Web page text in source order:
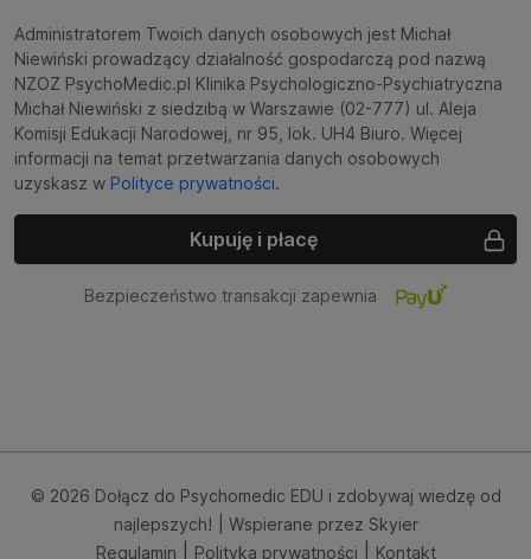
Administratorem Twoich danych osobowych jest Michał
Niewiński prowadzący działalność gospodarczą pod nazwą
NZOZ PsychoMedic.pl Klinika Psychologiczno-Psychiatryczna
Michał Niewiński z siedzibą w Warszawie (02-777) ul. Aleja
Komisji Edukacji Narodowej, nr 95, lok. UH4 Biuro. Więcej
informacji na temat przetwarzania danych osobowych
uzyskasz w Polityce prywatności.
Kupuję i płacę
Bezpieczeństwo transakcji zapewnia
© 2026 Dołącz do Psychomedic EDU i zdobywaj wiedzę od
najlepszych!
| Wspierane przez Skyier
Regulamin
Polityka prywatności Kontakt